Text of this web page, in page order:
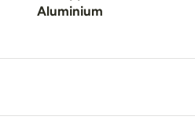
Aluminium